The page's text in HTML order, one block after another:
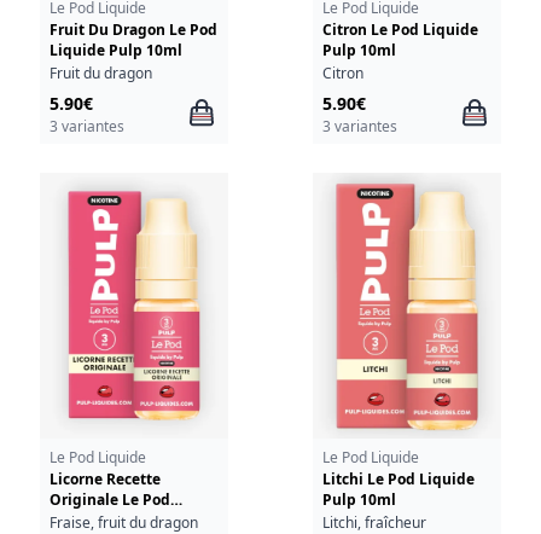
Le Pod Liquide
Fruit Du Dragon Le Pod
Liquide Pulp 10ml
Fruit du dragon
5.90€
3 variantes
Le Pod Liquide
Citron Le Pod Liquide
Pulp 10ml
Citron
5.90€
3 variantes
Le Pod Liquide
Licorne Recette
Originale Le Pod
Liquide Pulp 10ml
Fraise, fruit du dragon
Le Pod Liquide
Litchi Le Pod Liquide
Pulp 10ml
Litchi, fraîcheur